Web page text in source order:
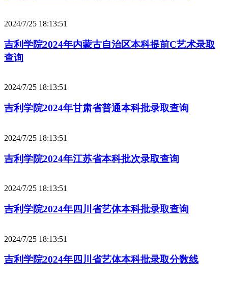
2024/7/25 18:13:51
吉利学院2024年内蒙古自治区本科提前C艺术录取
查询
2024/7/25 18:13:51
吉利学院2024年甘肃省普通本科批录取查询
2024/7/25 18:13:51
吉利学院2024年江苏省本科批次录取查询
2024/7/25 18:13:51
吉利学院2024年四川省艺体本科批录取查询
2024/7/25 18:13:51
吉利学院2024年四川省艺体本科批录取分数线